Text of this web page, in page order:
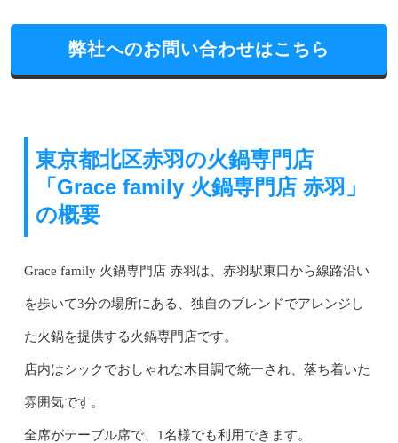
弊社へのお問い合わせはこちら
東京都北区赤羽の火鍋専門店
「Grace family 火鍋専門店 赤羽」
の概要
Grace family 火鍋専門店 赤羽は、赤羽駅東口から線路沿い
を歩いて3分の場所にある、独自のブレンドでアレンジし
た火鍋を提供する火鍋専門店です。
店内はシックでおしゃれな木目調で統一され、落ち着いた
雰囲気です。
全席がテーブル席で、1名様でも利用できます。